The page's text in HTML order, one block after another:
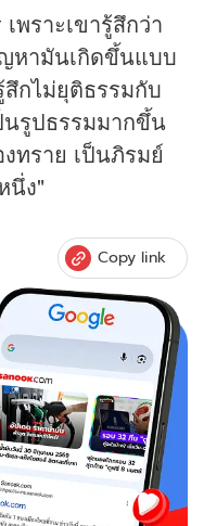
พราะเขารู้สึกว่า
หามันเกิดขึ้นแบบ
สึกไม่ยุติธรรมกับ
นรูปธรรมมากขึ้น
ทราย เป็นภิรมย์
นึ่ง"
Copy link